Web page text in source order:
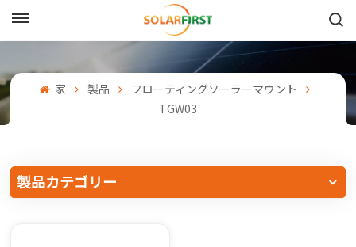
English
中文
家 製品
フローティングソーラーマウント
TGW03
製品カテゴリー